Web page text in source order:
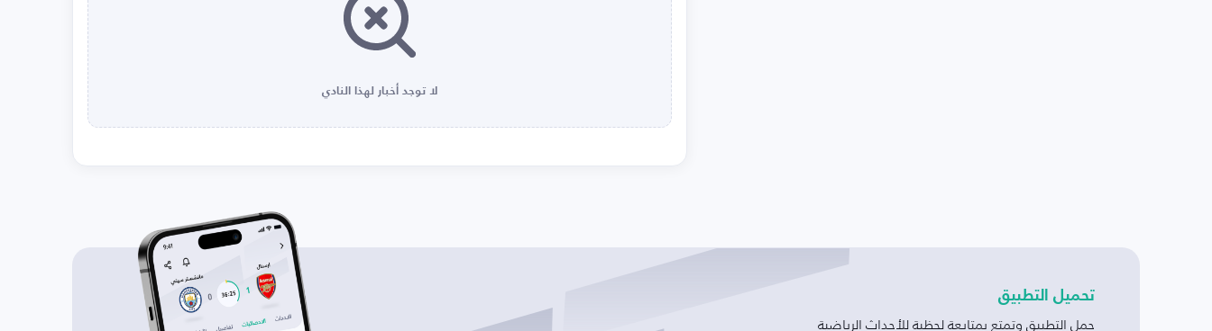
لا توجد أخبار لهذا النادي
تحميل التطبيق
حمل التطبيق وتمتع بمتابعة لحظية للأحداث الرياضية